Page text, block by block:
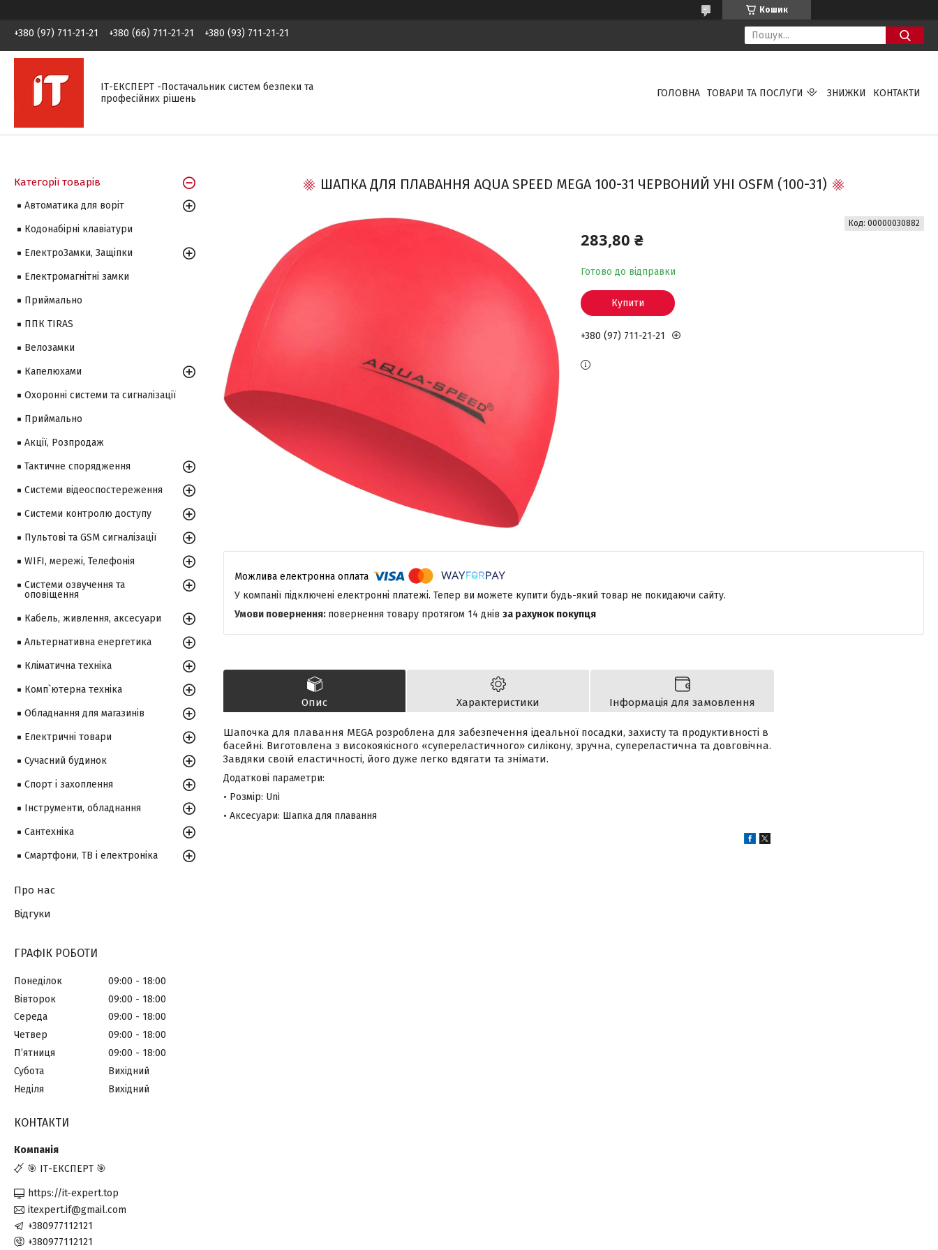
Кошик
+380 (97) 711-21-21 +380 (66) 711-21-21 +380 (93) 711-21-21
ІТ-ЕКСПЕРТ -Постачальник систем безпеки та
професійних рішень
ГОЛОВНА ТОВАРИ ТА ПОСЛУГИ ЗНИЖКИ КОНТАКТИ
ШАПКА ДЛЯ ПЛАВАННЯ AQUA SPEED ​​MEGA 100-31 ЧЕРВОНИЙ УНІ OSFM (100-31)
283,80 ₴
Готово до відправки
Код: 00000030882
Купити
+380 (97) 711-21-21
У компанії підключені електронні платежі. Тепер ви можете купити будь-який товар не покидаючи сайту.
повернення товару протягом 14 днів за рахунок покупця
Опис Характеристики Інформація для замовлення
Шапочка для плавання MEGA розроблена для забезпечення ідеальної посадки, захисту та продуктивності в
басейні. Виготовлена ​​з високоякісного «супереластичного» силікону, зручна, супереластична та довговічна.
Завдяки своїй еластичності, його дуже легко вдягати та знімати.
Додаткові параметри:
• Розмір: Uni
• Аксесуари: Шапка для плавання
Категорії товарів
Автоматика для воріт
Кодонабірні клавіатури
ЕлектроЗамки, Защіпки
Електромагнітні замки
Приймально
ППК TIRAS
Велозамки
Капелюхами
Охоронні системи та сигналізації
Приймально
Акції, Розпродаж
Тактичне спорядження
Системи відеоспостереження
Системи контролю доступу
Пультові та GSM сигналізації
WIFI, мережі, Телефонія
Системи озвучення та
оповіщення
Кабель, живлення, аксесуари
Альтернативна енергетика
Кліматична техніка
Комп`ютерна техніка
Обладнання для магазинів
Електричні товари
Сучасний будинок
Спорт і захоплення
Інструменти, обладнання
Сантехніка
Смартфони, ТВ і електроніка
Про нас
Відгуки
ГРАФІК РОБОТИ
Понеділок 09:00
18:00
Вівторок
09:00
18:00
Середа
09:00
18:00
Четвер
09:00
18:00
Пʼятниця
09:00
18:00
Субота
Вихідний
Неділя
Вихідний
КОНТАКТИ
🎯 ІТ-ЕКСПЕРТ 🎯
https://it-expert.top
itexpert.if@gmail.com
+380977112121
+380977112121